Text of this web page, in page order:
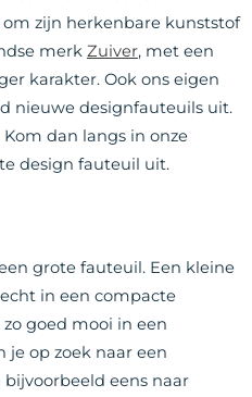
zijn herkenbare kunststof
merk Zuiver, met een
karakter. Ook ons eigen
nieuwe designfauteuils uit.
Kom dan langs in onze
design fauteuil uit.
grote fauteuil. Een kleine
in een compacte
goed mooi in een
je op zoek naar een
eens naar